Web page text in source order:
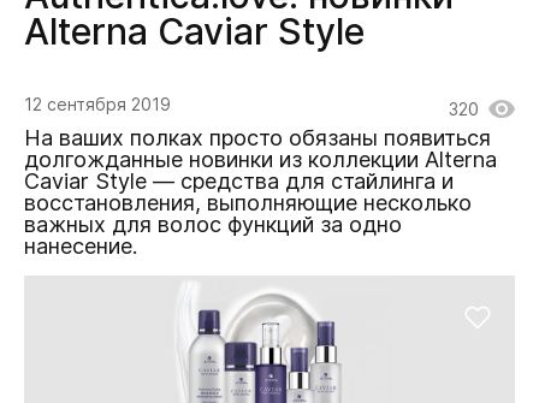
Alterna Caviar Style
12 сентября 2019 320
На ваших полках просто обязаны появиться
долгожданные новинки из коллекции Alterna
Caviar Style — средства для стайлинга и
восстановления, выполняющие несколько
важных для волос функций за одно
нанесение.